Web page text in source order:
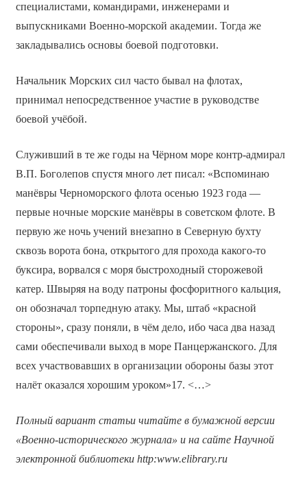
специалистами, командирами, инженерами и
выпускниками Военно-морской академии. Тогда же
закладывались основы боевой подготовки.
Начальник Морских сил часто бывал на флотах,
принимал непосредственное участие в руководстве
боевой учёбой.
Служивший в те же годы на Чёрном море контр-адмирал
В.П. Боголепов спустя много лет писал: «Вспоминаю
манёвры Черноморского флота осенью 1923 года —
первые ночные морские манёвры в советском флоте. В
первую же ночь учений внезапно в Северную бухту
сквозь ворота бона, открытого для прохода какого-то
буксира, ворвался с моря быстроходный сторожевой
катер. Швыряя на воду патроны фосфоритного кальция,
он обозначал торпедную атаку. Мы, штаб «красной
стороны», сразу поняли, в чём дело, ибо часа два назад
сами обеспечивали выход в море Панцержанского. Для
всех участвовавших в организации обороны базы этот
налёт оказался хорошим уроком»17. <…>
Полный вариант статьи читайте в бумажной версии
«Военно-исторического журнала» и на сайте Научной
электронной библиотеки http:www.elibrary.ru